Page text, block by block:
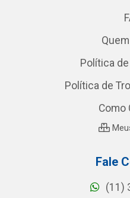
Política
Política de
Como
Fale
(11)